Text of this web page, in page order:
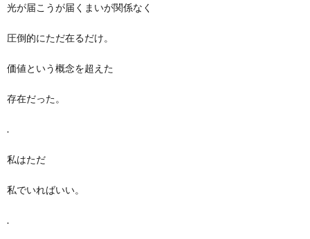
光が届こうが届くまいが関係なく
圧倒的にただ在るだけ。
価値という概念を超えた
存在だった。
.
私はただ
私でいればいい。
.